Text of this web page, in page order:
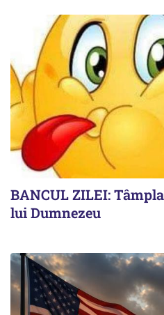
BANCUL ZILEI:
lui Dumnezeu